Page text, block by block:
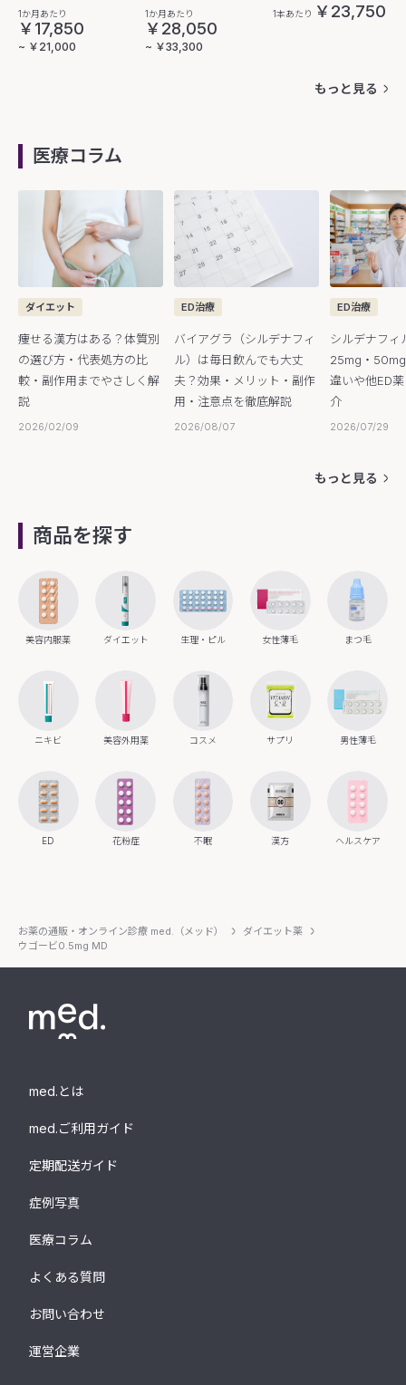
1か月あたり
￥17,850
~ ￥21,000
1か月あたり
￥28,050
~ ￥33,300
1本あたり ￥23,750
もっと見る
医療コラム
ダイエット
痩せる漢方はある？体質別
の選び方・代表処方の比
較・副作用までやさしく解
説
2026/02/09
ED治療
バイアグラ（シルデナフィ
ル）は毎日飲んでも大丈
夫？効果・メリット・副作
用・注意点を徹底解説
2026/08/07
ED治療
シルデナフィ
25mg・
違いや他ED
介
2026/07/29
もっと見る
商品を探す
美容内服薬 ダイエット 生理・ピル 女性薄毛 まつ毛
ニキビ 美容外用薬 コスメ サプリ 男性薄毛
ED 花粉症 不眠 漢方 ヘルスケア
お薬の通販・オンライン診療 med.（メッド）
ダイエット薬
ウゴービ0.5mg MD
med.とは
med.ご利用ガイド
定期配送ガイド
症例写真
医療コラム
よくある質問
お問い合わせ
運営企業